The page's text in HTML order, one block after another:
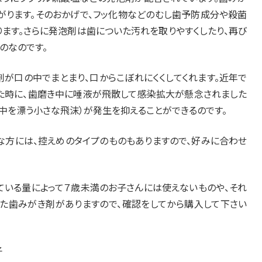
ます。そのおかげで、フッ化物などのむし歯予防成分や殺菌
す。さらに発泡剤は歯についた汚れを取りやすくしたり、再び
なのです。
口の中でまとまり、口からこぼれにくくしてくれます。近年で
に、歯磨き中に唾液が飛散して感染拡大が懸念されました
漂う小さな飛沫）が発生を抑えることができるのです。
には、控えめのタイプのものもありますので、好みに合わせ
いる量によって７歳未満のお子さんには使えないものや、それ
みがき剤がありますので、確認をしてから購入して下さい